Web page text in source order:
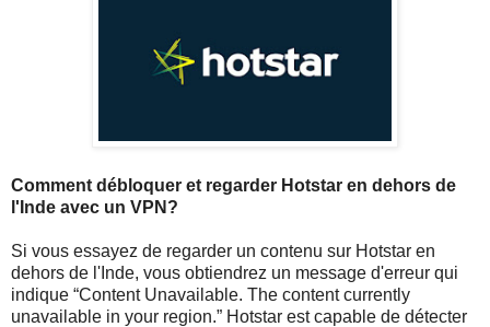
Comment débloquer et regarder Hotstar en dehors de
l'Inde avec un VPN?
Si vous essayez de regarder un contenu sur Hotstar en
dehors de l'Inde, vous obtiendrez un message d'erreur qui
indique “Content Unavailable. The content currently
unavailable in your region.” Hotstar est capable de détecter